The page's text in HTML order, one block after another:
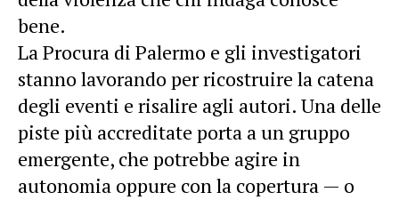
bene.
La Procura di Palermo e gli investigatori
stanno lavorando per ricostruire la catena
degli eventi e risalire agli autori. Una delle
piste più accreditate porta a un gruppo
emergente, che potrebbe agire in
autonomia oppure con la copertura — o